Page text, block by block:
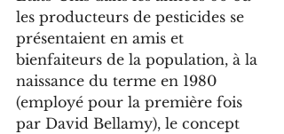
les producteurs de pesticides se
présentaient en amis et
bienfaiteurs de la population, à la
naissance du terme en 1980
(employé pour la première fois
par David Bellamy), le concept